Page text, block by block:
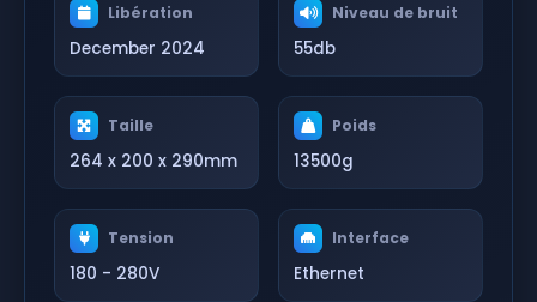
Libération
December 2024
Niveau de bruit
55db
Taille
264 x 200 x 290mm
Poids
13500g
Tension
180 - 280V
Interface
Ethernet